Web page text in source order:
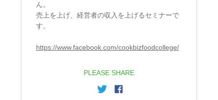
ん。
売上を上げ、経営者の収入を上げるセミナーで
す。
https://www.facebook.com/cookbizfoodcollege/
PLEASE SHARE